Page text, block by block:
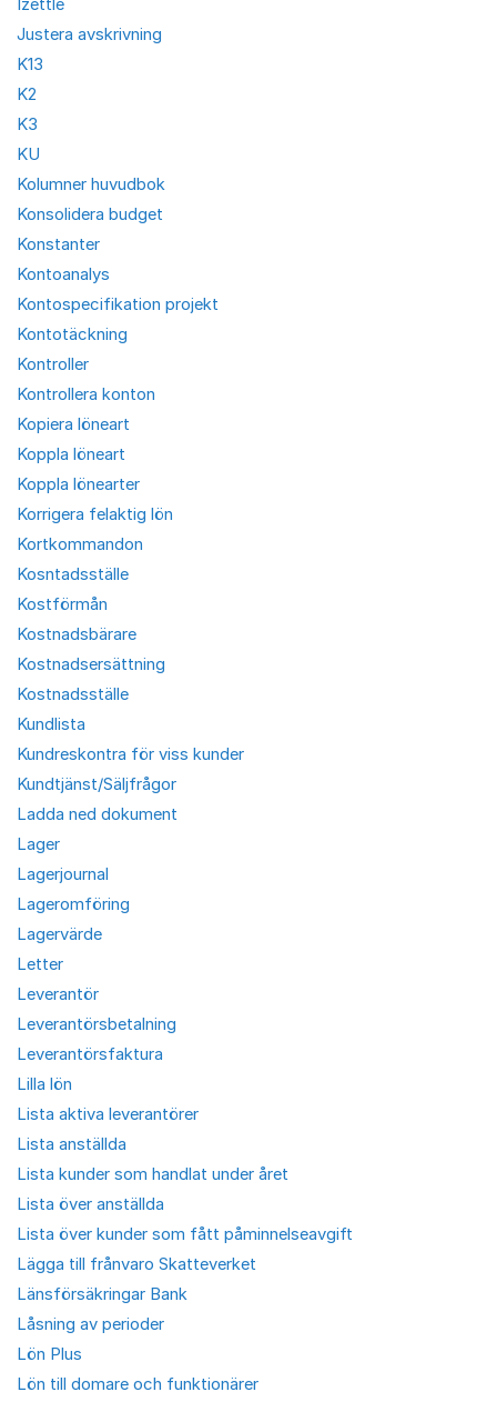
Izettle
Justera avskrivning
K13
K2
K3
KU
Kolumner huvudbok
Konsolidera budget
Konstanter
Kontoanalys
Kontospecifikation projekt
Kontotäckning
Kontroller
Kontrollera konton
Kopiera löneart
Koppla löneart
Koppla lönearter
Korrigera felaktig lön
Kortkommandon
Kosntadsställe
Kostförmån
Kostnadsbärare
Kostnadsersättning
Kostnadsställe
Kundlista
Kundreskontra för viss kunder
Kundtjänst/Säljfrågor
Ladda ned dokument
Lager
Lagerjournal
Lageromföring
Lagervärde
Letter
Leverantör
Leverantörsbetalning
Leverantörsfaktura
Lilla lön
Lista aktiva leverantörer
Lista anställda
Lista kunder som handlat under året
Lista över anställda
Lista över kunder som fått påminnelseavgift
Lägga till frånvaro Skatteverket
Länsförsäkringar Bank
Låsning av perioder
Lön Plus
Lön till domare och funktionärer